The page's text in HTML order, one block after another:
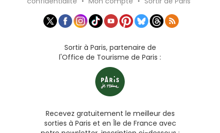
Sortir à Paris, partenaire de
l'Office de Tourisme de Paris :
Recevez gratuitement le meilleur des
sorties à Paris et en Île de France avec